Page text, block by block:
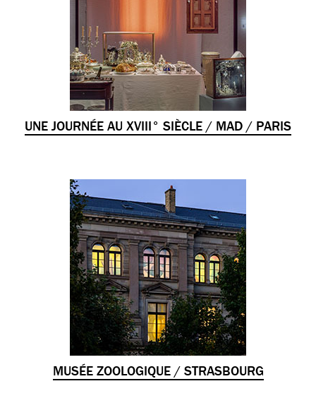
UNE JOURNÉE AU XVIII° SIÈCLE / MAD / PARIS
MUSÉE ZOOLOGIQUE / STRASBOURG